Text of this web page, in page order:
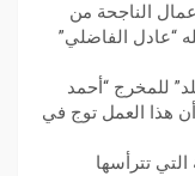
الناجحة من
“عادل الفاضلي”
للمخرج “أحمد
هذا العمل توج في
التي تترأسها